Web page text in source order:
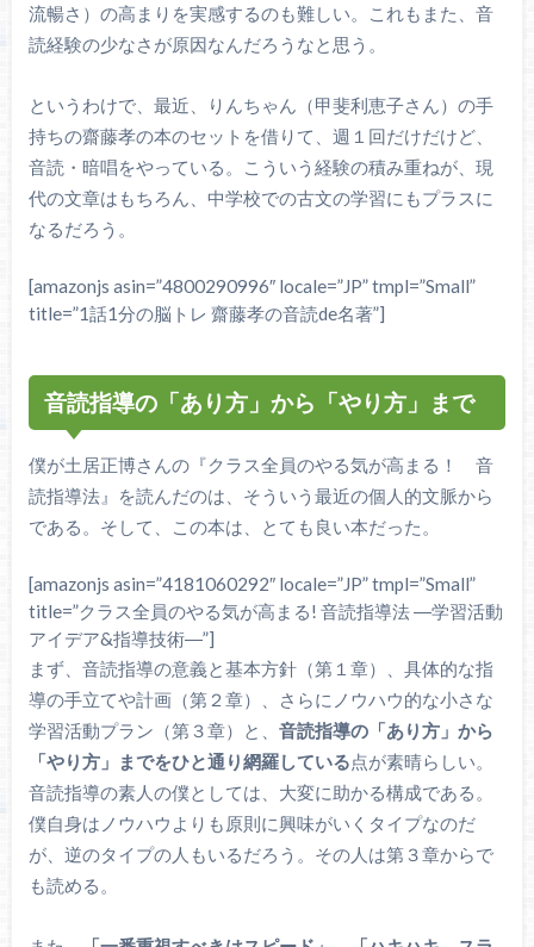
流暢さ）の高まりを実感するのも難しい。これもまた、音
読経験の少なさが原因なんだろうなと思う。
というわけで、最近、りんちゃん（甲斐利恵子さん）の手
持ちの齋藤孝の本のセットを借りて、週１回だけだけど、
音読・暗唱をやっている。こういう経験の積み重ねが、現
代の文章はもちろん、中学校での古文の学習にもプラスに
なるだろう。
[amazonjs asin=”4800290996″ locale=”JP” tmpl=”Small”
title=”1話1分の脳トレ 齋藤孝の音読de名著”]
音読指導の「あり方」から「やり方」まで
僕が土居正博さんの『クラス全員のやる気が高まる！ 音
読指導法』を読んだのは、そういう最近の個人的文脈から
である。そして、この本は、とても良い本だった。
[amazonjs asin=”4181060292″ locale=”JP” tmpl=”Small”
title=”クラス全員のやる気が高まる! 音読指導法 ―学習活動
アイデア&指導技術―”]
まず、音読指導の意義と基本方針（第１章）、具体的な指
導の手立てや計画（第２章）、さらにノウハウ的な小さな
学習活動プラン（第３章）と、 音読指導の「あり方」から
「やり方」までをひと通り網羅している点が素晴らしい。
音読指導の素人の僕としては、大変に助かる構成である。
僕自身はノウハウよりも原則に興味がいくタイプなのだ
が、逆のタイプの人もいるだろう。その人は第３章からで
も読める。